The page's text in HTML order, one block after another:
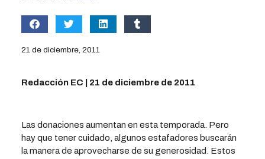
21 de diciembre, 2011
Redacción EC | 21 de diciembre de 2011
Las donaciones aumentan en esta temporada. Pero
hay que tener cuidado, algunos estafadores buscarán
la manera de aprovecharse de su generosidad. Estos